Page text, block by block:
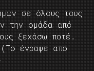
σε όλους τους
την ομάδα από
ξεχάσω ποτέ.
έγραψε από